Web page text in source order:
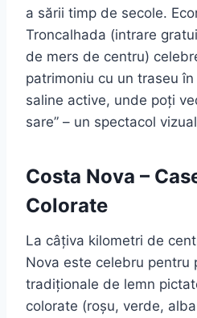
a sării timp de secole.
Troncalhada (intrare
de mers de centru)
patrimoniu cu un traseu
saline active, unde poți
sare” – un spectacol
Costa Nova –
Colorate
La câțiva kilometri de
Nova este celebru pentru
tradiționale de lemn
colorate (roșu, verde,